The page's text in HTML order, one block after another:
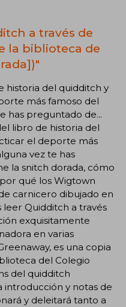
a través de
la biblioteca de
historia del quidditch y
más famoso del
has preguntado de...
libro de historia del
el deporte más
vez te has
la snitch dorada, cómo
qué los Wigtown
carnicero dibujado en
Quidditch a través
exquisitamente
en varias
es una copia
del Colegio
del quidditch
introducción y notas de
y deleitará tanto a